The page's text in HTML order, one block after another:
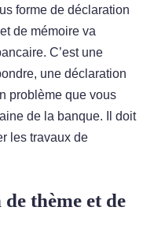
forme de déclaration
de mémoire va
C’est une
une déclaration
problème que vous
de la banque. Il doit
les travaux de
thème et de